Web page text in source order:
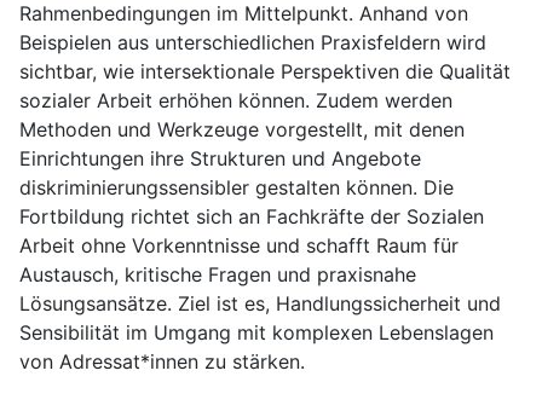
Rahmenbedingungen im Mittelpunkt. Anhand von
Beispielen aus unterschiedlichen Praxisfeldern wird
sichtbar, wie intersektionale Perspektiven die Qualität
sozialer Arbeit erhöhen können. Zudem werden
Methoden und Werkzeuge vorgestellt, mit denen
Einrichtungen ihre Strukturen und Angebote
diskriminierungssensibler gestalten können. Die
Fortbildung richtet sich an Fachkräfte der Sozialen
Arbeit ohne Vorkenntnisse und schafft Raum für
Austausch, kritische Fragen und praxisnahe
Lösungsansätze. Ziel ist es, Handlungssicherheit und
Sensibilität im Umgang mit komplexen Lebenslagen
von Adressat*innen zu stärken.